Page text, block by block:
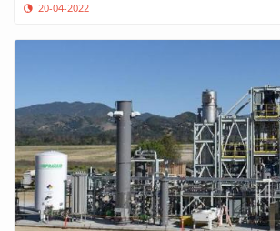
20-04-2022